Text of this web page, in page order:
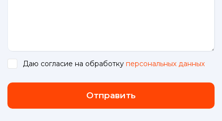
Даю согласие на обработку персональных данных
Отправить